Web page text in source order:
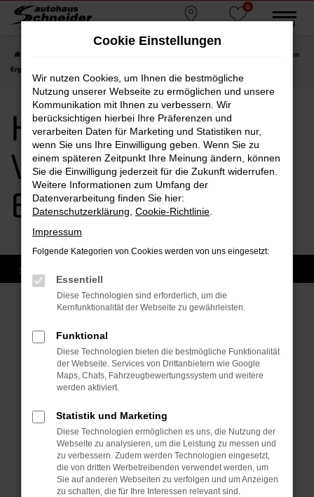
Zum
0
MENÜ
Hyundai i20 Vorführwagen
Ergolding
Hyundai i20
Vorführwagen
Ergolding
Fehler: Network Error
Beim Laden ist ein Fehler aufgetreten.
Hier sind ein paar Tipps, die dir helfen können:
Internetverbindung.
Laden andere Webseiten, zum Beispiel deine
Suchmaschine?
Prüfe deine Browsererweiterungen.
Manche Erweiterungen, wie Werbeblocker,
Cookie Einstellungen
Wir nutzen Cookies, um Ihnen die bestmögliche
Nutzung unserer Webseite zu ermöglichen und unsere
Kommunikation mit Ihnen zu verbessern. Wir
berücksichtigen hierbei Ihre Präferenzen und
verarbeiten Daten für Marketing und Statistiken nur,
wenn Sie uns Ihre Einwilligung geben. Wenn Sie zu
einem späteren Zeitpunkt Ihre Meinung ändern, können
Sie die Einwilligung jederzeit für die Zukunft widerrufen.
Weitere Informationen zum Umfang der
Datenverarbeitung finden Sie hier:
Datenschutzerklärung Cookie-Richtlinie
Impressum
Folgende Kategorien von Cookies werden von uns eingesetzt:
Essentiell
Diese Technologien sind erforderlich, um die
Kernfunktionalität der Webseite zu gewährleisten.
Funktional
Diese Technologien bieten die bestmögliche Funktionalität
der Webseite. Services von Drittanbietern wie Google
Maps, Chats, Fahrzeugbewertungssystem und weitere
werden aktiviert.
Statistik und Marketing
Diese Technologien ermöglichen es uns, die Nutzung der
Webseite zu analysieren, um die Leistung zu messen und
zu verbessern. Zudem werden Technologien eingesetzt,
die von dritten Werbetreibenden verwendet werden, um
Sie auf anderen Webseiten zu verfolgen und um Anzeigen
zu schalten, die für Ihre Interessen relevant sind.